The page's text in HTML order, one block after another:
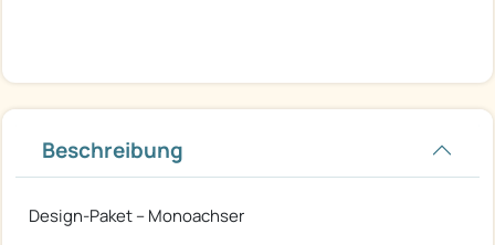
Beschreibung
Design-Paket – Monoachser